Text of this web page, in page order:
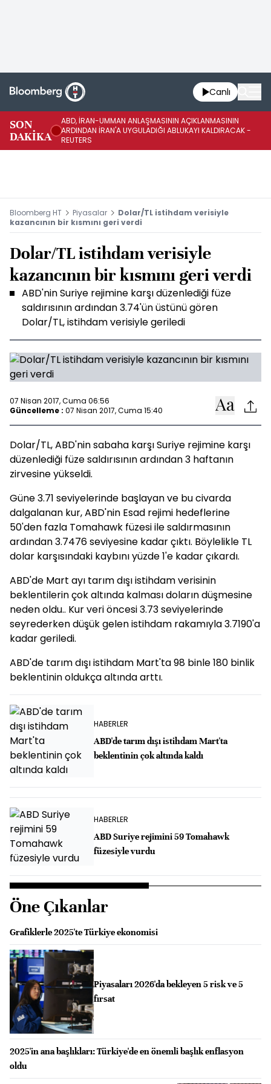
Canlı
SON
DAKİKA
ABD, İRAN-UMMAN ANLAŞMASININ AÇIKLANMASININ
ARDINDAN İRAN'A UYGULADIĞI ABLUKAYI KALDIRACAK -
REUTERS
Bloomberg HT Piyasalar
Dolar/TL istihdam verisiyle
kazancının bir kısmını geri verdi
Dolar/TL istihdam verisiyle
kazancının bir kısmını geri verdi
ABD'nin Suriye rejimine karşı düzenlediği füze
saldırısının ardından 3.74'ün üstünü gören
Dolar/TL, istihdam verisiyle geriledi
07 Nisan 2017, Cuma 06:56
Güncelleme : 07 Nisan 2017, Cuma 15:40
Dolar/TL, ABD'nin sabaha karşı Suriye rejimine karşı
düzenlediği füze saldırısının ardından 3 haftanın
zirvesine yükseldi.
Güne 3.71 seviyelerinde başlayan ve bu civarda
dalgalanan kur, ABD'nin Esad rejimi hedeflerine
50'den fazla Tomahawk füzesi ile saldırmasının
ardından 3.7476 seviyesine kadar çıktı. Böylelikle TL
dolar karşısındaki kaybını yüzde 1'e kadar çıkardı.
ABD'de Mart ayı tarım dışı istihdam verisinin
beklentilerin çok altında kalması doların düşmesine
neden oldu.. Kur veri öncesi 3.73 seviyelerinde
seyrederken düşük gelen istihdam rakamıyla 3.7190'a
kadar geriledi.
ABD'de tarım dışı istihdam Mart'ta 98 binle 180 binlik
beklentinin oldukça altında arttı.
HABERLER
ABD'de tarım dışı istihdam Mart'ta
beklentinin çok altında kaldı
HABERLER
ABD Suriye rejimini 59 Tomahawk
füzesiyle vurdu
Öne Çıkanlar
Grafiklerle 2025'te Türkiye ekonomisi
Piyasaları 2026'da bekleyen 5 risk ve 5
fırsat
2025'in ana başlıkları: Türkiye'de en önemli başlık enflasyon
oldu